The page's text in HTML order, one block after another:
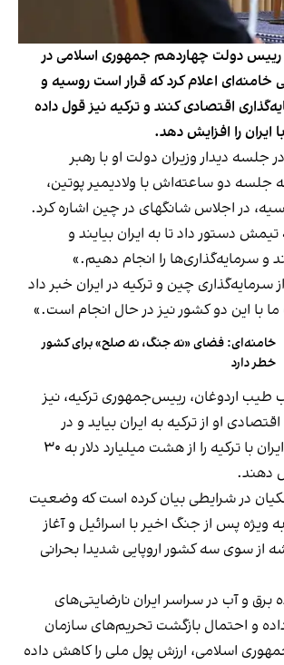
دولت چهاردهم جمهوری اسلامی در
خامنه‌ای اعلام کرد که قرار است روسیه و
اقتصادی کنند و ترکیه نیز قول داده
ایران را افزایش دهد.
جلسه دیدار وزیران دولت او با رهبر
جلسه دو ساعته‌اش با ولادیمیر پوتین،
در اجلاس شانگهای در چین اشاره کرد.
دستور داد تا به ایران بیایند و
و سرمایه‌گذاری‌ها را انجام دهیم.»
سرمایه‌گذاری چین و ترکیه در ایران خبر داد
ما با این دو کشور نیز در حال انجام است.»
خامنه‌ای: فضای «نه جنگ، نه صلح» برای کشور
خطر دارد
طیب اردوغان، رییس‌جمهوری ترکیه، نیز
او از ترکیه به ایران بیاید و در
جلسه‌ای مبادلات ایران با ترکیه را از هشت میلیارد دلار به ۳۰
دهند.
در شرایطی بیان کرده است که وضعیت
ویژه پس از جنگ اخیر با اسرائیل و آغاز
از سوی سه کشور اروپایی شدیدا بحرانی
و آب در سراسر ایران نارضایتی‌های
و احتمال بازگشت تحریم‌های سازمان
اسلامی، ارزش پول ملی را کاهش داده